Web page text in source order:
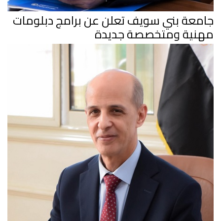
جامعة بني سويف تعلن عن برامج دبلومات
مهنية ومتخصصة جديدة